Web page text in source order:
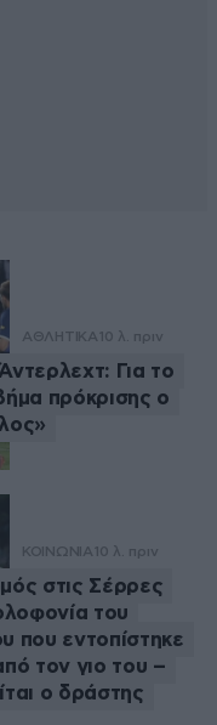
ΑΘΛΗΤΙΚΑ 10 λ. πριν
Για το
πρόκρισης ο
ΚΟΙΝΩΝΙΑ 10 λ. πριν
στις Σέρρες
του
που εντοπίστηκε
τον γιο του –
ο δράστης